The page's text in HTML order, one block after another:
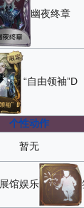
幽夜终章
“自由领袖”D
个性动作
暂无
展馆娱乐